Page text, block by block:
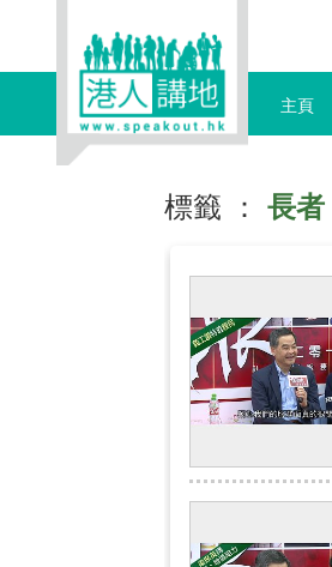
主頁
標籤 ： 長者